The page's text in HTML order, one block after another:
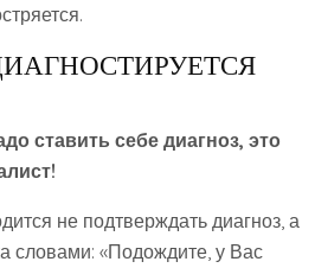
ставить себе диагноз, это
не подтверждать диагноз, а
словами: «Подождите, у Вас